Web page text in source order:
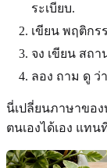
ระเบียบ.
เขียน พฤติกร
จง เขียน สถ
ลอง ถาม ดู ว่
นี่เปลี่ยนภาษาขอ
ตนเองได้เอง แท